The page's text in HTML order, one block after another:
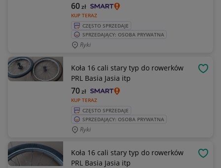
KUP TERAZ
60zł
CZĘSTO SPRZEDAJE
SPRZEDAJĄCY: OSOBA PRYWATNA
Ryki
Koła 16 cali stary typ do rowerków
PRL Basia Jasia itp
KUP TERAZ
70zł
CZĘSTO SPRZEDAJE
SPRZEDAJĄCY: OSOBA PRYWATNA
Ryki
Koła 16 cali stary typ do rowerków
PRL Basia Jasia itp